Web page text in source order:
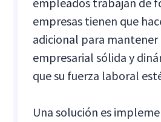
empresas tienen que
adicional para mantener
empresarial sólida y
que su fuerza laboral
Una solución es